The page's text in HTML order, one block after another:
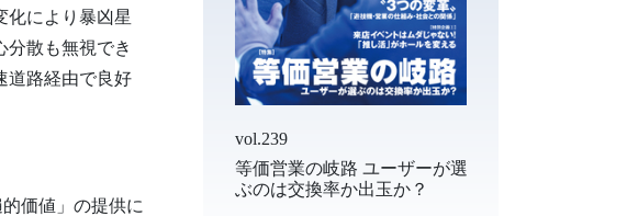
化により暴凶星
分散も無視でき
道路経由で良好
価値」の提供に
vol.239
等価営業の岐路 ユーザーが選
ぶのは交換率か出玉か？